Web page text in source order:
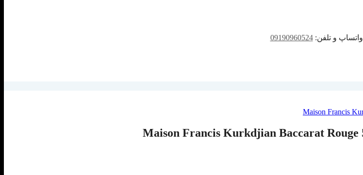
واتساپ و تلفن:09190960524